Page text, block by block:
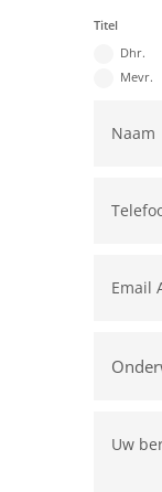
Titel
Dhr.
Mevr.